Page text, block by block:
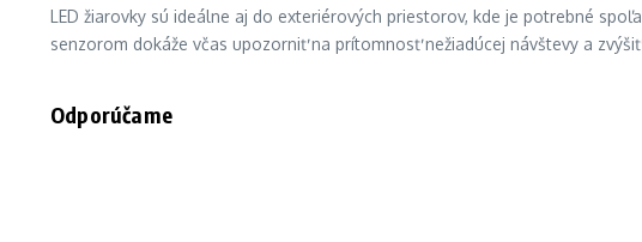
LED žiarovky sú ideálne aj do exteriérových priestorov, kde je potrebné
senzorom dokáže včas upozorniť na prítomnosť nežiadúcej návštevy a
Odporúčame